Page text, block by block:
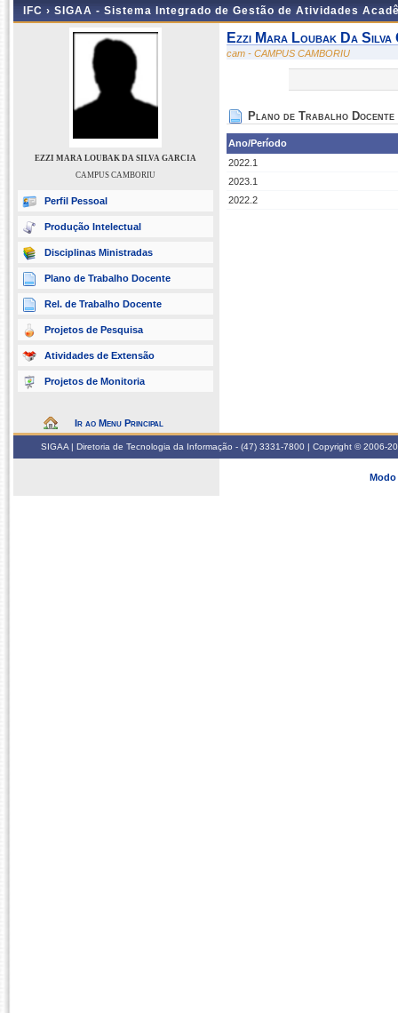
IFC › SIGAA - Sistema Integrado de Gestão de Atividades
EZZI MARA LOUBAK DA SILVA GARCIA
CAMPUS CAMBORIU
Perfil Pessoal
Produção Intelectual
Disciplinas Ministradas
Plano de Trabalho Docente
Rel. de Trabalho Docente
Projetos de Pesquisa
Atividades de Extensão
Projetos de Monitoria
Ir ao Menu Principal
Ezzi Mara Loubak Da Silva
cam - CAMPUS CAMBORIU
Plano de Trabalho Docente
Ano/Período
2022.1
2023.1
2022.2
SIGAA | Diretoria de Tecnologia da Informação - (47) 3331-7800 | Copyright © 2006-
Modo